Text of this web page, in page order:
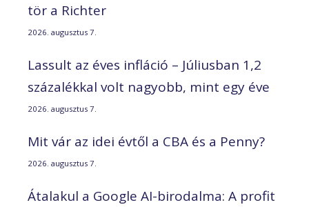
tör a Richter
2026. augusztus 7.
Lassult az éves infláció – Júliusban 1,2
százalékkal volt nagyobb, mint egy éve
2026. augusztus 7.
Mit vár az idei évtől a CBA és a Penny?
2026. augusztus 7.
Átalakul a Google AI-birodalma: A profit